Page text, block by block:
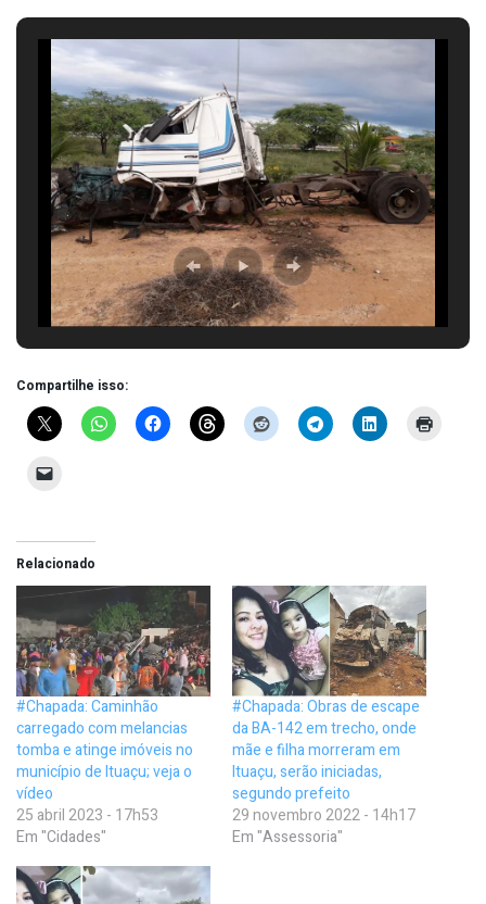
Compartilhe isso:
Relacionado
#Chapada: Caminhão
carregado com melancias
tomba e atinge imóveis no
município de Ituaçu; veja o
vídeo
25 abril 2023 - 17h53
Em "Cidades"
#Chapada: Obras de escape
da BA-142 em trecho, onde
mãe e filha morreram em
Ituaçu, serão iniciadas,
segundo prefeito
29 novembro 2022 - 14h17
Em "Assessoria"